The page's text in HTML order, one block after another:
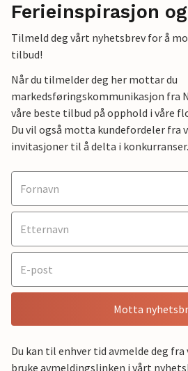
Ferieinspirasjon
Tilmeld deg vårt nyhetsbrev for å
tilbud!
Når du tilmelder deg her mottar du
markedsføringskommunikasjon fra
våre beste tilbud på opphold i våre
Du vil også motta kundefordeler fra
invitasjoner til å delta i konkurranser.
Motta
Du kan til enhver tid avmelde deg fra
bruke avmeldingslinken i vårt